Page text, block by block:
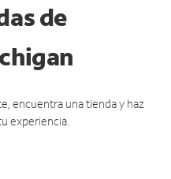
de
encuentra una tienda y haz
experiencia.